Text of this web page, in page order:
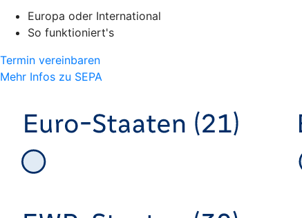
Europa oder International
So funktioniert's
Termin vereinbaren
Mehr Infos zu SEPA